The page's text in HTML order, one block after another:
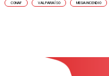
CONAF VALPARAÍSO MEGAINCENDIO